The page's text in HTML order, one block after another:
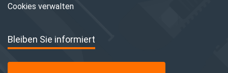
Cookies verwalten
Bleiben Sie informiert